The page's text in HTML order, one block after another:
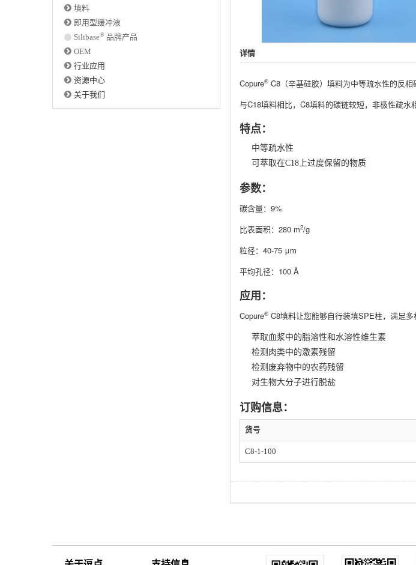
详情
Copure® C8（辛基硅胶）填料为中等疏水性的反
与C18填料相比，C8填料的碳链较短，非极性疏水
特点：
中等疏水性
可萃取在C18上过度保留的物质
参数：
碳含量：9%
比表面积：280 m2/g
粒径：40-75 μm
平均孔径：100 Å
应用：
Copure® C8填料让您能够自行装填SPE柱，满足多
萃取血浆中的脂溶性和水溶性维生素
检测肉类中的激素残留
检测废弃物中的农药残留
对生物大分子进行脱盐
订购信息：
货号
C8-1-100
填料
即用型缓冲液
Silibase® 品牌产品
OEM
行业应用
资源中心
关于我们